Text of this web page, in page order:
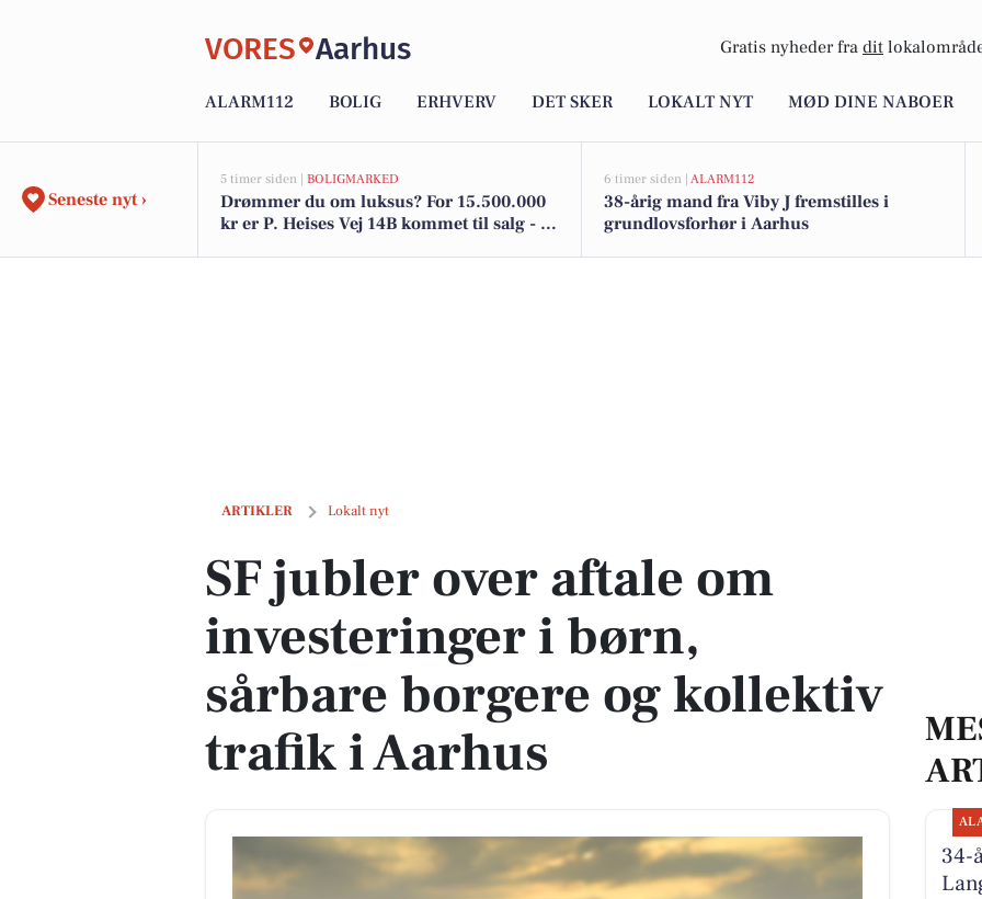
VORES Aarhus Gratis nyheder fra dit
ALARM112 BOLIG ERHVERV DET SKER LOKALT NYT MØD DINE NABOER
Seneste nyt ›
5 timer siden | BOLIGMARKED
Drømmer du om luksus? For 15.500.000
kr er P. Heises Vej 14B kommet til salg - Se
6 timer siden | ALARM112
38-årig mand fra Viby J fremstilles i
grundlovsforhør i Aarhus
ARTIKLER Lokalt nyt
SF jubler over aftale om investeringer i børn, sårbare borgere og kollektiv trafik i Aarhus
SF jubler over aftale om
investeringer i børn,
sårbare borgere og kollektiv
trafik i Aarhus
34-